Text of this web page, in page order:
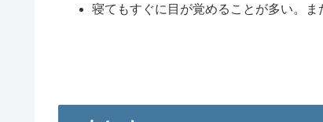
寝てもすぐに目が覚めることが多い。ま